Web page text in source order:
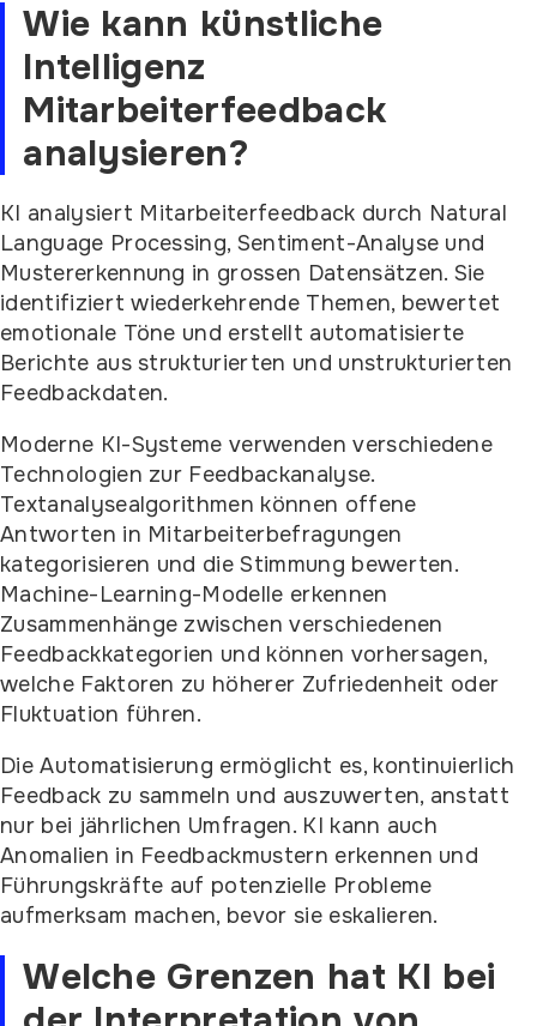
Wie kann künstliche
Intelligenz
Mitarbeiterfeedback
analysieren?
KI analysiert Mitarbeiterfeedback durch Natural
Language Processing, Sentiment-Analyse und
Mustererkennung in grossen Datensätzen. Sie
identifiziert wiederkehrende Themen, bewertet
emotionale Töne und erstellt automatisierte
Berichte aus strukturierten und unstrukturierten
Feedbackdaten.
Moderne KI-Systeme verwenden verschiedene
Technologien zur Feedbackanalyse.
Textanalysealgorithmen können offene
Antworten in Mitarbeiterbefragungen
kategorisieren und die Stimmung bewerten.
Machine-Learning-Modelle erkennen
Zusammenhänge zwischen verschiedenen
Feedbackkategorien und können vorhersagen,
welche Faktoren zu höherer Zufriedenheit oder
Fluktuation führen.
Die Automatisierung ermöglicht es, kontinuierlich
Feedback zu sammeln und auszuwerten, anstatt
nur bei jährlichen Umfragen. KI kann auch
Anomalien in Feedbackmustern erkennen und
Führungskräfte auf potenzielle Probleme
aufmerksam machen, bevor sie eskalieren.
Welche Grenzen hat KI bei